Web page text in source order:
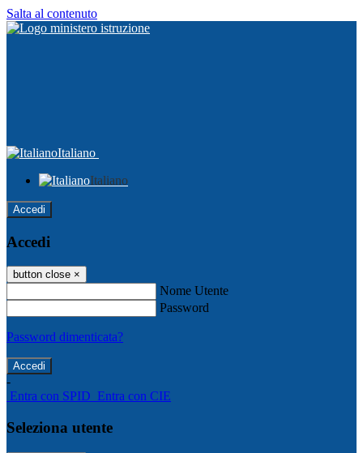
Salta al contenuto
Italiano
Italiano
Accedi
Accedi
button close ×
Nome Utente
Password
Password dimenticata?
-
Entra con SPID Entra con CIE
Seleziona utente